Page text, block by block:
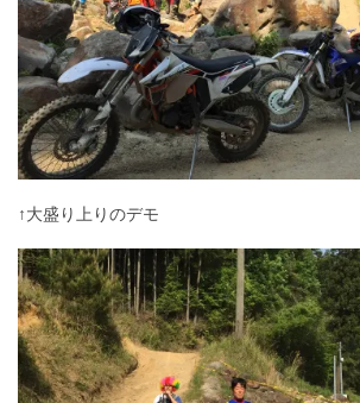
↑大盛り上りのデモ